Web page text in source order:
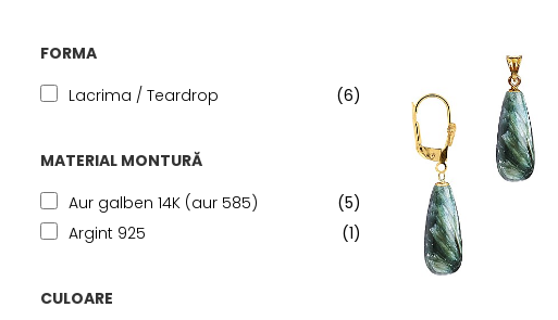
FORMA
Lacrima / Teardrop
(6)
MATERIAL MONTURĂ
Aur galben 14K (aur 585)
(5)
Argint 925
(1)
CULOARE